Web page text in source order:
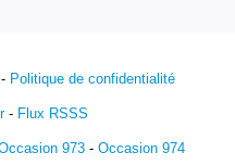
- Politique de confidentialité
- Flux RSSS
973 - Occasion 974